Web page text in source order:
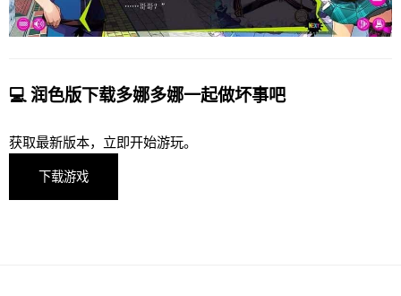
💻 润色版下载多娜多娜一起做坏事吧
获取最新版本，立即开始游玩。
下载游戏